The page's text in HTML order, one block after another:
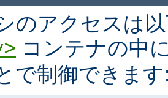
のアクセスは
コンテナの中
で制御できま